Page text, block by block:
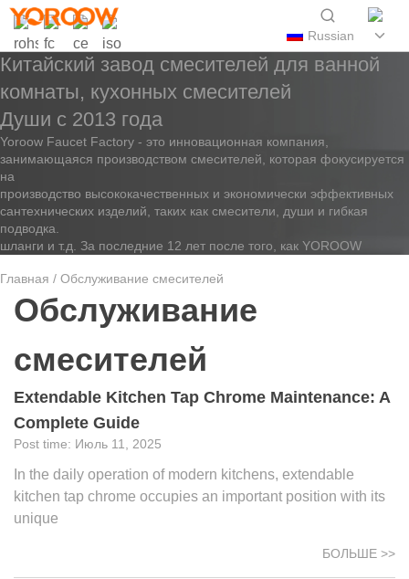
Russian
Китайский завод смесителей для ванной
комнаты, кухонных смесителей
Души с 2013 года
Yoroow Faucet Factory - это инновационная компания,
занимающаяся производством смесителей, которая фокусируется
на
производство высококачественных и экономически эффективных
сантехнических изделий, таких как смесители, души и гибкая
подводка.
шланги и т.д. За последние 12 лет после того, как YOROOW
Главная / Обслуживание смесителей
Обслуживание
смесителей
Extendable Kitchen Tap Chrome Maintenance: A
Complete Guide
Июль 11, 2025
In the daily operation of modern kitchens, extendable
kitchen tap chrome occupies an important position with its
unique
БОЛЬШЕ >>